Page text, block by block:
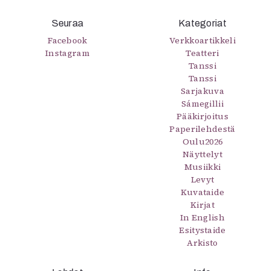
Seuraa
Facebook
Instagram
Kategoriat
Verkkoartikkeli
Teatteri
Tanssi
Tanssi
Sarjakuva
Sámegillii
Pääkirjoitus
Paperilehdestä
Oulu2026
Näyttelyt
Musiikki
Levyt
Kuvataide
Kirjat
In English
Esitystaide
Arkisto